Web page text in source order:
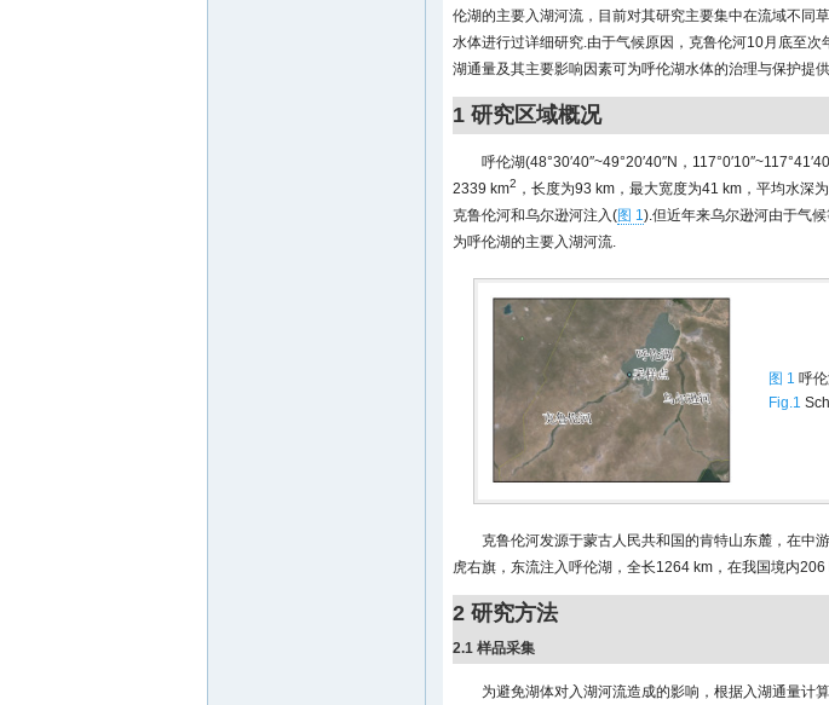
伦湖的主要入湖河流，目前对其研究主要集中在流域不同
水体进行过详细研究.由于气候原因，克鲁伦河10月底至
湖通量及其主要影响因素可为呼伦湖水体的治理与保护提
1 研究区域概况
呼伦湖(48°30′40″~49°20′40″N，
2339 km2 ，长度为93 km，最大宽度为41 km，平均水深
克鲁伦河和乌尔逊河注入(图 1).但近年来乌尔逊河由于气
为呼伦湖的主要入湖河流.
图 1 呼
Fig.1
克鲁伦河发源于蒙古人民共和国的肯特山东麓，在中
虎右旗，东流注入呼伦湖，全长1264 km，在我国境内
2 研究方法
2.1 样品采集
为避免湖体对入湖河流造成的影响，根据入湖通量计